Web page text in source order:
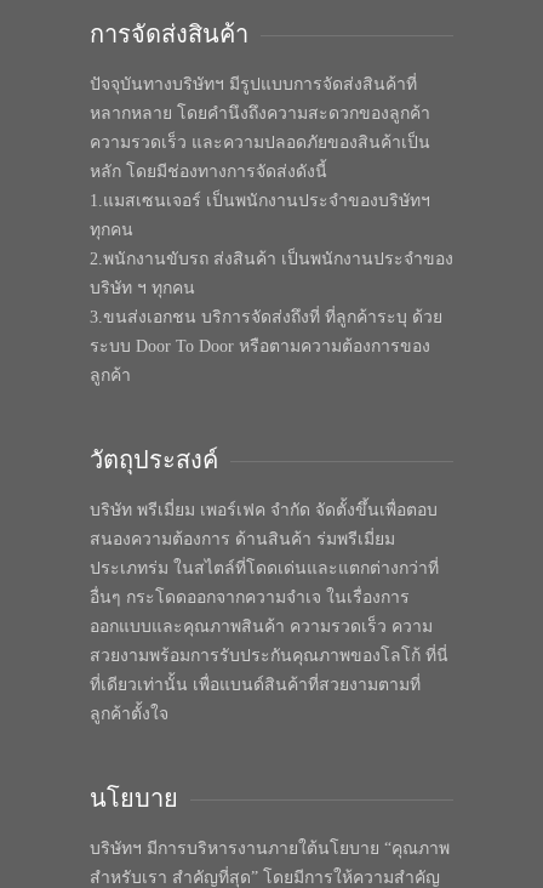
การจัดส่งสินค้า
ปัจจุบันทางบริษัทฯ มีรูปแบบการจัดส่งสินค้าที่
หลากหลาย โดยคำนึงถึงความสะดวกของลูกค้า
ความรวดเร็ว และความปลอดภัยของสินค้าเป็น
หลัก โดยมีช่องทางการจัดส่งดังนี้
1.แมสเซนเจอร์ เป็นพนักงานประจำของบริษัทฯ
ทุกคน
2.พนักงานขับรถ ส่งสินค้า เป็นพนักงานประจำของ
บริษัท ฯ ทุกคน
3.ขนส่งเอกชน บริการจัดส่งถึงที่ ที่ลูกค้าระบุ ด้วย
ระบบ Door To Door หรือตามความต้องการของ
ลูกค้า
วัตถุประสงค์
บริษัท พรีเมี่ยม เพอร์เฟค จำกัด จัดตั้งขึ้นเพื่อตอบ
สนองความต้องการ ด้านสินค้า ร่มพรีเมี่ยม
ประเภทร่ม ในสไตล์ที่โดดเด่นและแตกต่างกว่าที่
อื่นๆ กระโดดออกจากความจำเจ ในเรื่องการ
ออกแบบและคุณภาพสินค้า ความรวดเร็ว ความ
สวยงามพร้อมการรับประกันคุณภาพของโลโก้ ที่นี่
ที่เดียวเท่านั้น เพื่อแบนด์สินค้าที่สวยงามตามที่
ลูกค้าตั้งใจ
นโยบาย
บริษัทฯ มีการบริหารงานภายใต้นโยบาย “คุณภาพ
สำหรับเรา สำคัญที่สุด” โดยมีการให้ความสำคัญ